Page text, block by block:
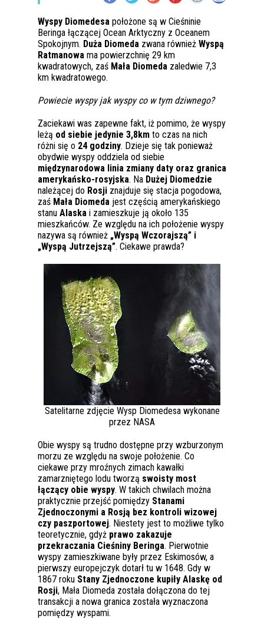
Wyspy Diomedesa położone są w Cieśninie
Beringa łączącej Ocean Arktyczny z Oceanem
Spokojnym. Duża Diomeda zwana również Wyspą
Ratmanowa ma powierzchnię 29 km
kwadratowych, zaś Mała Diomeda zaledwie 7,3
km kwadratowego.
Powiecie wyspy jak wyspy co w tym dziwnego?
Zaciekawi was zapewne fakt, iż pomimo, że wyspy
leżą od siebie jedynie 3,8km to czas na nich
różni się o 24 godziny. Dzieje się tak ponieważ
obydwie wyspy oddziela od siebie
międzynarodowa linia zmiany daty oraz granica
amerykańsko-rosyjska. Na Dużej Diomedzie
należącej do Rosji znajduje się stacja pogodowa,
zaś Mała Diomeda jest częścią amerykańskiego
stanu Alaska i zamieszkuje ją około 135
mieszkańców. Ze względu na ich położenie wyspy
nazywa są również „Wyspą Wczorajszą” i
„Wyspą Jutrzejszą”. Ciekawe prawda?
Satelitarne zdjęcie Wysp Diomedesa wykonane
przez NASA
Obie wyspy są trudno dostępne przy wzburzonym
morzu ze względu na swoje położenie. Co
ciekawe przy mroźnych zimach kawałki
zamarzniętego lodu tworzą swoisty most
łączący obie wyspy. W takich chwilach można
praktycznie przejść pomiędzy Stanami
Zjednoczonymi a Rosją bez kontroli wizowej
czy paszportowej. Niestety jest to możliwe tylko
teoretycznie, gdyż prawo zakazuje
przekraczania Cieśniny Beringa. Pierwotnie
wyspy zamieszkiwane były przez Eskimosów, a
pierwszy europejczyk dotarł tu w 1648. Gdy w
1867 roku Stany Zjednoczone kupiły Alaskę od
Rosji, Mała Diomeda została dołączona do tej
transakcji a nowa granica została wyznaczona
pomiędzy wyspami.